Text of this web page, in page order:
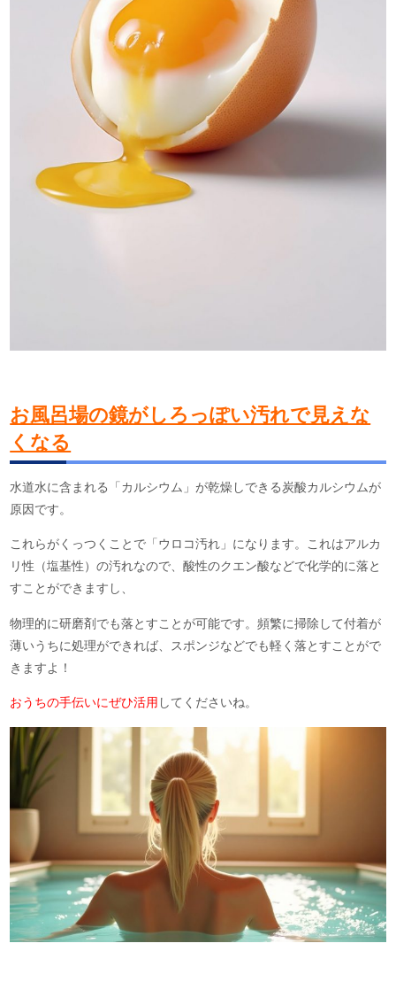
お風呂場の鏡がしろっぽい汚れで見えな
くなる
水道水に含まれる「カルシウム」が乾燥しできる炭酸カルシウムが
原因です。
これらがくっつくことで「ウロコ汚れ」になります。これはアルカ
リ性（塩基性）の汚れなので、酸性のクエン酸などで化学的に落と
すことができますし、
物理的に研磨剤でも落とすことが可能です。頻繁に掃除して付着が
薄いうちに処理ができれば、スポンジなどでも軽く落とすことがで
きますよ！
おうちの手伝いにぜひ活用 してくださいね。